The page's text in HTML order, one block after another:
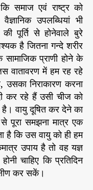
समाज एवं राष्ट्र को
उपलब्धियां भी
पूर्ति से होनेवाले बुरे
है जितना गन्दे शरीर
प्राणी होने के
वातावरण में हम रह रहे
निराकारण करना
कर रहे हैं उसी चीज को
है। वायु दूषित कर देने का
पूरा समझना मात्र एक
है कि उस वायु को ही हम
उपाय है तो वह यज्ञ
चाहिए कि प्रतिदिन
कर सकें।